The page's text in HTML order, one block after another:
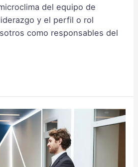
del equipo de
y el perfil o rol
como responsables del